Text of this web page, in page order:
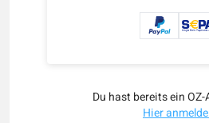
Du hast bereits ein OZ-
Hier